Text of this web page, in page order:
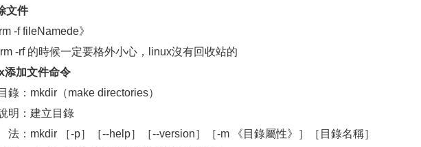
件
f fileNamede》
rf 的時候一定要格外小心，linux沒有回收站的
加文件命令
：mkdir（make directories）
：建立目錄
［-p］［--help］［--version］［-m 《目錄屬性》］［目錄名稱］